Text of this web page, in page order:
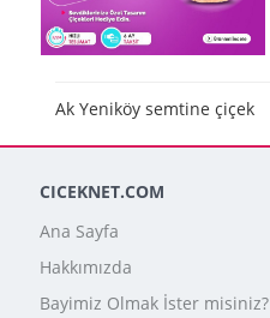
Ak Yeniköy semtine çiçek
CICEKNET.COM
Ana Sayfa
Hakkımızda
Bayimiz Olmak İster misiniz?